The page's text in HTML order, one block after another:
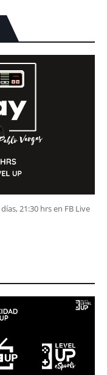
21:30 hrs en FB Live